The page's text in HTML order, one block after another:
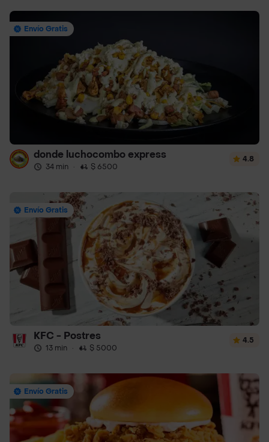
Envío Gratis
donde luchocombo express
34 min · $ 6500
4.8
Envío Gratis
KFC - Postres
13 min · $ 5000
4.5
Envío Gratis